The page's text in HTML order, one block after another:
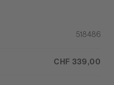
518486
CHF 339,00